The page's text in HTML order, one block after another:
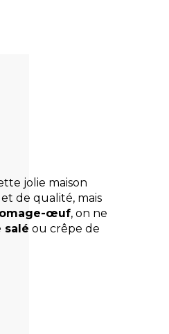
jolie maison
de qualité, mais
œuf, on ne
salé ou crêpe de